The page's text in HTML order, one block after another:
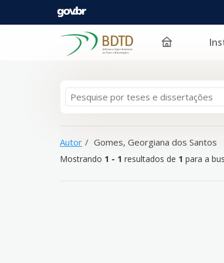
resultados de1para a busca '
Pular para o conteúdo
Autor Gomes, Georgiana dos Santos
Mostrando 1 - 1 resultados de 1 para a